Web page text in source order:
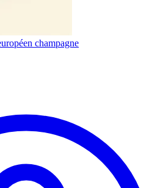
champagne